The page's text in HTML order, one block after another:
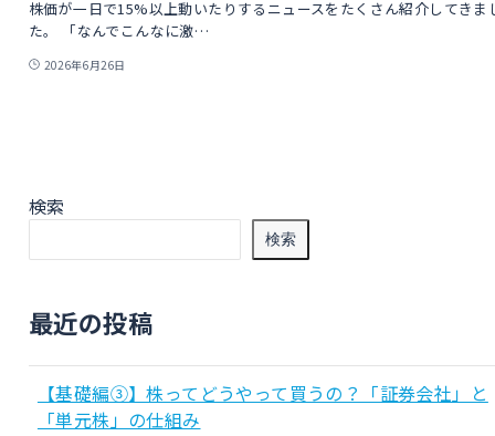
株価が一日で15%以上動いたりするニュースをたくさん紹介してきま
た。 「なんでこんなに激…
2026年6月26日
検索
検索
最近の投稿
【基礎編③】株ってどうやって買うの？「証券会社」と
「単元株」の仕組み